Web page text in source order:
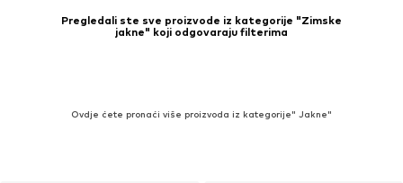
Pregledali ste sve proizvode iz kategorije "Zimske
jakne" koji odgovaraju filterima
Ovdje ćete pronaći više proizvoda iz kategorije" Jakne"